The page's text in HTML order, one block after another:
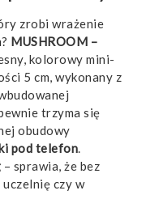
zrobi wrażenie
MUSHROOM –
kolorowy mini-
5 cm, wykonany z
trzyma się
obudowy
pod telefon.
– sprawia, że bez
czy w